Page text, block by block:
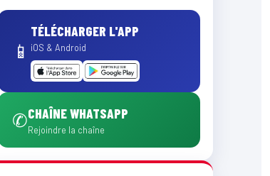
📱
TÉLÉCHARGER L'APP
iOS & Android
✆CHAÎNE WHATSAPP
Rejoindre la chaîne